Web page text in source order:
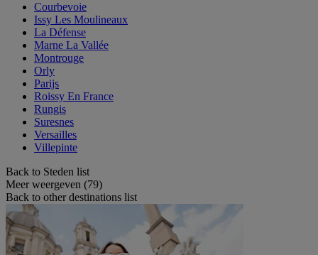
Courbevoie
Issy Les Moulineaux
La Défense
Marne La Vallée
Montrouge
Orly
Parijs
Roissy En France
Rungis
Suresnes
Versailles
Villepinte
Back to Steden list
Meer weergeven (79)
Back to other destinations list